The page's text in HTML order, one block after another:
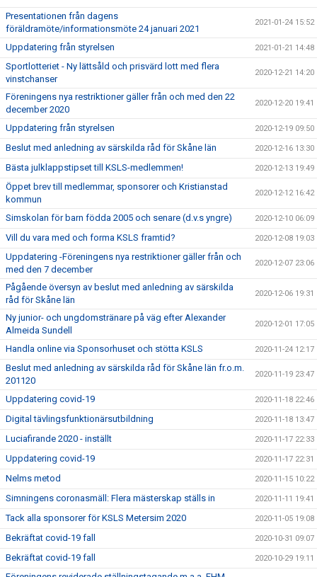
Presentationen från dagens
föräldramöte/informationsmöte 24 januari 2021
2021-01-24 15:52
Uppdatering från styrelsen 2021-01-21 14:48
Sportlotteriet - Ny lättsåld och prisvärd lott med flera
vinstchanser
2020-12-21 14:20
Föreningens nya restriktioner gäller från och med den 22
december 2020
2020-12-20 19:41
Uppdatering från styrelsen 2020-12-19 09:50
Beslut med anledning av särskilda råd för Skåne län 2020-12-16 13:30
Bästa julklappstipset till KSLS-medlemmen! 2020-12-13 19:49
Öppet brev till medlemmar, sponsorer och Kristianstad
kommun
2020-12-12 16:42
Simskolan för barn födda 2005 och senare (d.v.s yngre) 2020-12-10 06:09
Vill du vara med och forma KSLS framtid? 2020-12-08 19:03
Uppdatering -Föreningens nya restriktioner gäller från och
med den 7 december
2020-12-07 23:06
Pågående översyn av beslut med anledning av särskilda
råd för Skåne län
2020-12-06 19:31
Ny junior- och ungdomstränare på väg efter Alexander
Almeida Sundell
2020-12-01 17:05
Handla online via Sponsorhuset och stötta KSLS 2020-11-24 12:17
Beslut med anledning av särskilda råd för Skåne län fr.o.m.
201120
2020-11-19 23:47
Uppdatering covid-19 2020-11-18 22:46
Digital tävlingsfunktionärsutbildning 2020-11-18 13:47
Luciafirande 2020 - inställt 2020-11-17 22:33
Uppdatering covid-19 2020-11-17 22:31
Nelms metod 2020-11-15 10:22
Simningens coronasmäll: Flera mästerskap ställs in 2020-11-11 19:41
Tack alla sponsorer för KSLS Metersim 2020 2020-11-05 19:08
Bekräftat covid-19 fall 2020-10-31 09:07
Bekräftat covid-19 fall 2020-10-29 19:11